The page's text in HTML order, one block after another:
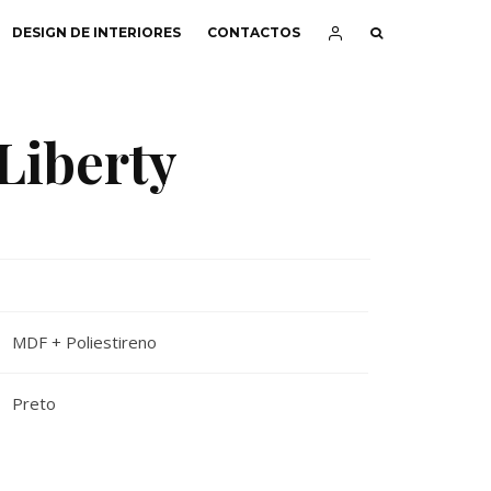
DESIGN DE INTERIORES CONTACTOS
MDF + Poliestireno
Preto